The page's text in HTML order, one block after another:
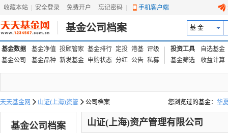
收藏本站 安全登录 免费开户 忘记密码 手机客户端
基金公司档案 基 金
基金数据 基金净值 投顾管家 基金排行 定投 港基 评级
基金公司
基金品种 新发基金 申购状态 分红 公告 私募
投资工具
自选基金
基金筛选
收益计算
天天基金网  山证(上海)资管  公司档案 您浏览过的基金： 华
易方达上证中盘ETF联
基金公司档案 山证(上海)资产管理有限公司